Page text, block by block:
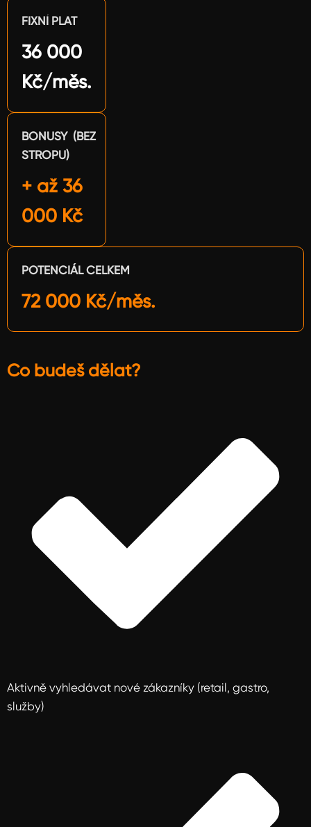
FIXNÍ PLAT
36 000
Kč/měs.
BONUSY (BEZ
STROPU)
+ až 36
000 Kč
POTENCIÁL CELKEM
72 000 Kč/měs.
Co budeš dělat?
Aktivně vyhledávat nové zákazníky (retail, gastro,
služby)